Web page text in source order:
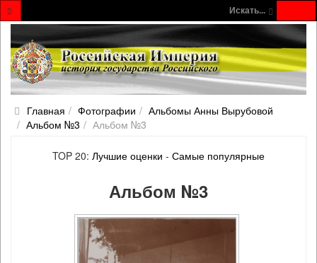
Искать...
Главная Фотографии
Альбомы Анны Вырубовой
Альбом №3
Альбом №3
TOP 20: Лучшие оценки - Самые популярные
Альбом №3